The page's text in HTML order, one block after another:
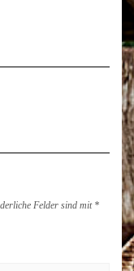
Felder sind mit *